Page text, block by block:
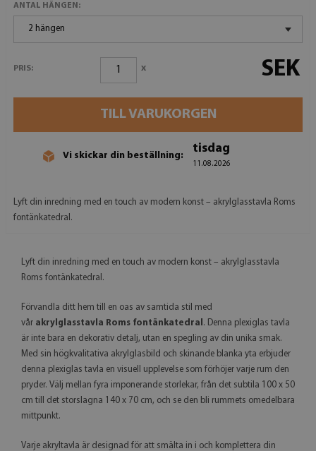
ANTAL HÄNGEN:
2 hängen
PRIS: x SEK
TILL VARUKORGEN
Vi skickar din beställning:
tisdag
11.08.2026
Lyft din inredning med en touch av modern konst – akrylglasstavla Roms
fontänkatedral.
Lyft din inredning med en touch av modern konst – akrylglasstavla
Roms fontänkatedral.
Förvandla ditt hem till en oas av samtida stil med
vår akrylglasstavla Roms fontänkatedral . Denna plexiglas tavla
är inte bara en dekorativ detalj, utan en spegling av din unika smak.
Med sin högkvalitativa akrylglasbild och skinande blanka yta erbjuder
denna plexiglas tavla en visuell upplevelse som förhöjer varje rum den
pryder. Välj mellan fyra imponerande storlekar, från det subtila 100 x 50
cm till det storslagna 140 x 70 cm, och se den bli rummets omedelbara
mittpunkt.
Varje akryltavla är designad för att smälta in i och komplettera din